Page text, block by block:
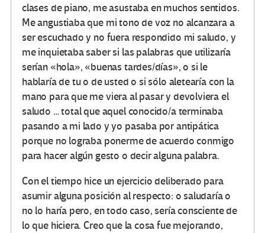
clases de piano, me asustaba en muchos sentidos.
Me angustiaba que mi tono de voz no alcanzara a
ser escuchado y no fuera respondido mi saludo, y
me inquietaba saber si las palabras que utilizaría
serían «hola», «buenas tardes/días», o si le
hablaría de tu o de usted o si sólo aletearía con la
mano para que me viera al pasar y devolviera el
saludo … total que aquel conocido/a terminaba
pasando a mi lado y yo pasaba por antipática
porque no lograba ponerme de acuerdo conmigo
para hacer algún gesto o decir alguna palabra.
Con el tiempo hice un ejercicio deliberado para
asumir alguna posición al respecto: o saludaría o
no lo haría pero, en todo caso, sería consciente de
lo que hiciera. Creo que la cosa fue mejorando,